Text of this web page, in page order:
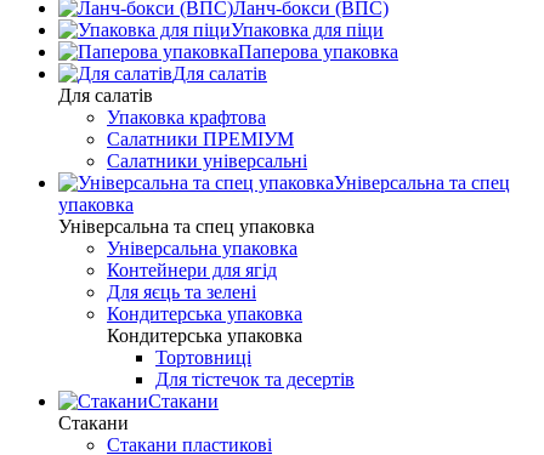
Ланч-бокси (ВПС)
Упаковка для піци
Паперова упаковка
Для салатів
Для салатів
Упаковка крафтова
Салатники ПРЕМІУМ
Салатники універсальні
Універсальна та спец
упаковка
Універсальна та спец упаковка
Універсальна упаковка
Контейнери для ягід
Для яєць та зелені
Кондитерська упаковка
Кондитерська упаковка
Тортовниці
Для тістечок та десертів
Стакани
Стакани
Стакани пластикові